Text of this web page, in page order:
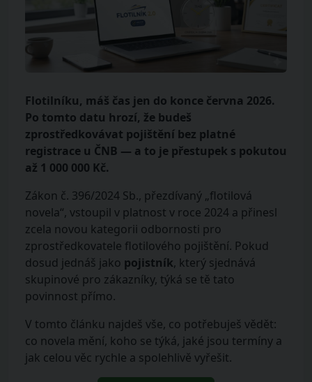
Flotilníku, máš čas jen do konce června 2026.
Po tomto datu hrozí, že budeš
zprostředkovávat pojištění bez platné
registrace u ČNB — a to je přestupek s pokutou
až 1 000 000 Kč.
Zákon č. 396/2024 Sb., přezdívaný „flotilová
novela“, vstoupil v platnost v roce 2024 a přinesl
zcela novou kategorii odbornosti pro
zprostředkovatele flotilového pojištění. Pokud
dosud jednáš jako pojistník, který sjednává
skupinové pro zákazníky, týká se tě tato
povinnost přímo.
V tomto článku najdeš vše, co potřebuješ vědět:
co novela mění, koho se týká, jaké jsou termíny a
jak celou věc rychle a spolehlivě vyřešit.